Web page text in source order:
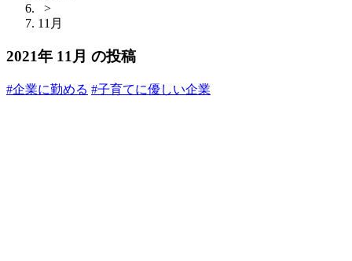
>
11月
2021年 11月 の投稿
#企業に勤める #子育てに優しい企業